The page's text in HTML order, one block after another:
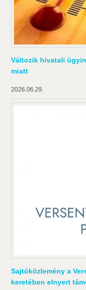
Változik hivatali
miatt
2026.06.29.
Sajtóközlemény a
keretében elnyert